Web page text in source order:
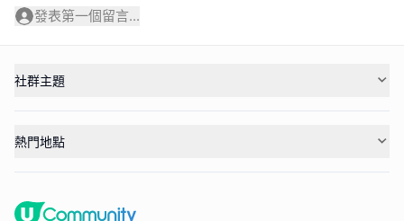
發表第一個留言...
社群主題
熱門地點